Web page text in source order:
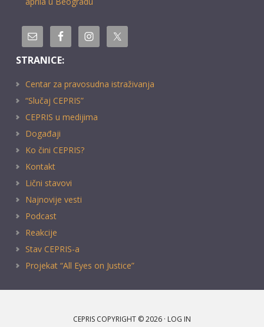
STRANICE:
Centar za pravosudna istraživanja
“Slučaj CEPRIS”
CEPRIS u medijima
Događaji
Ko čini CEPRIS?
Kontakt
Lični stavovi
Najnovije vesti
Podcast
Reakcije
Stav CEPRIS-a
Projekat “All Eyes on Justice”
CEPRIS COPYRIGHT © 2026 · LOG IN